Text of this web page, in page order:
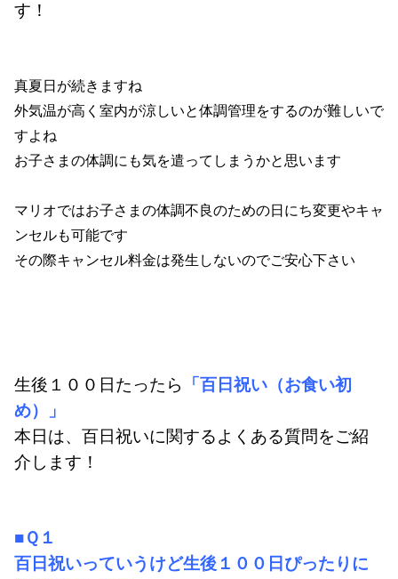
す！
真夏日が続きますね
外気温が高く室内が涼しいと体調管理をするのが難しいで
すよね
お子さまの体調にも気を遣ってしまうかと思います
マリオではお子さまの体調不良のための日にち変更やキャ
ンセルも可能です
その際キャンセル料金は発生しないのでご安心下さい
生後１００日たったら
「百日祝い（お食い初
め）」
本日は、百日祝いに関するよくある質問をご紹
介します！
■Ｑ１
百日祝いっていうけど生後１００日ぴったりに